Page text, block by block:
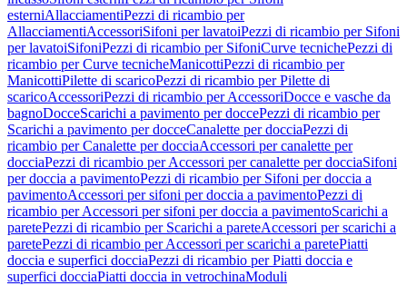
esterniAllacciamentiPezzi di ricambio per
AllacciamentiAccessoriSifoni per lavatoiPezzi di ricambio per Sifoni
per lavatoiSifoniPezzi di ricambio per SifoniCurve tecnichePezzi di
ricambio per Curve tecnicheManicottiPezzi di ricambio per
ManicottiPilette di scaricoPezzi di ricambio per Pilette di
scaricoAccessoriPezzi di ricambio per AccessoriDocce e vasche da
bagnoDocceScarichi a pavimento per doccePezzi di ricambio per
Scarichi a pavimento per docceCanalette per docciaPezzi di
ricambio per Canalette per docciaAccessori per canalette per
docciaPezzi di ricambio per Accessori per canalette per docciaSifoni
per doccia a pavimentoPezzi di ricambio per Sifoni per doccia a
pavimentoAccessori per sifoni per doccia a pavimentoPezzi di
ricambio per Accessori per sifoni per doccia a pavimentoScarichi a
paretePezzi di ricambio per Scarichi a pareteAccessori per scarichi a
paretePezzi di ricambio per Accessori per scarichi a paretePiatti
doccia e superfici docciaPezzi di ricambio per Piatti doccia e
superfici docciaPiatti doccia in vetrochinaModuli